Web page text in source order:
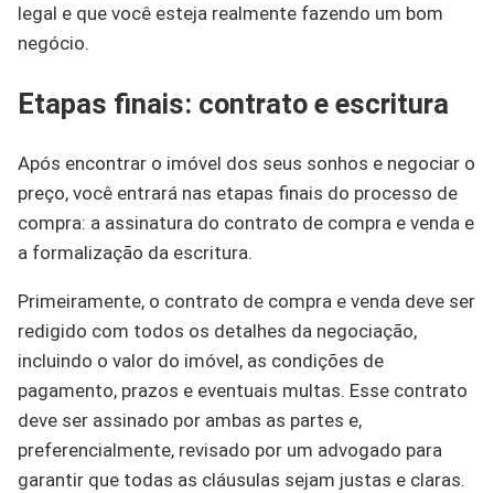
legal e que você esteja realmente fazendo um bom
negócio.
Etapas finais: contrato e escritura
Após encontrar o imóvel dos seus sonhos e negociar o
preço, você entrará nas etapas finais do processo de
compra: a assinatura do contrato de compra e venda e
a formalização da escritura.
Primeiramente, o contrato de compra e venda deve ser
redigido com todos os detalhes da negociação,
incluindo o valor do imóvel, as condições de
pagamento, prazos e eventuais multas. Esse contrato
deve ser assinado por ambas as partes e,
preferencialmente, revisado por um advogado para
garantir que todas as cláusulas sejam justas e claras.